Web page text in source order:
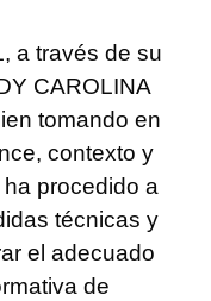
a través de su
CAROLINA
tomando en
contexto y
procedido a
técnicas y
el adecuado
de